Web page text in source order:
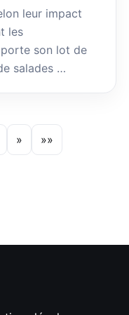
leur impact
les
son lot de
salades …
» »»